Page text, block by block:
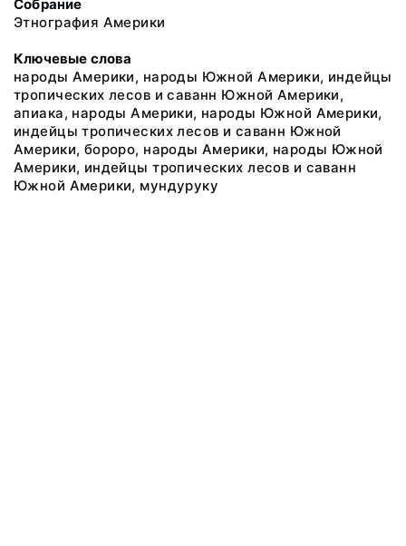
Собрание
Этнография Америки
Ключевые слова
народы Америки, народы Южной Америки, индейцы
тропических лесов и саванн Южной Америки,
апиака, народы Америки, народы Южной Америки,
индейцы тропических лесов и саванн Южной
Америки, бороро, народы Америки, народы Южной
Америки, индейцы тропических лесов и саванн
Южной Америки, мундурукy